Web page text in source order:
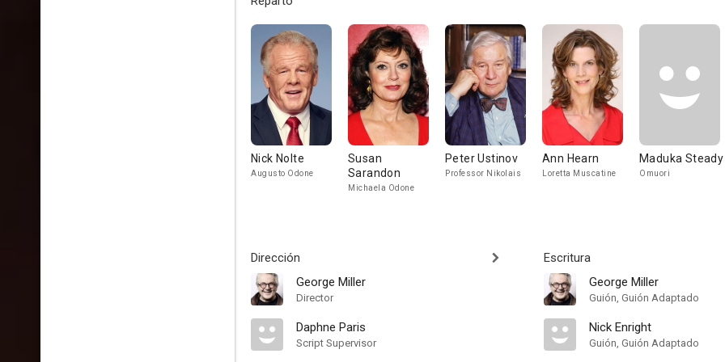
Nick Nolte
Augusto Odone
Susan
Sarandon
Michaela Odone
Peter Ustinov
Professor Nikolais
Ann Hearn
Loretta Muscatine
Maduka Steady
Omuori
Dirección
George Miller
Director
Daphne Paris
Script Supervisor
Escritura
George Miller
Guión, Guión Adaptado
Nick Enright
Guión, Guión Adaptado